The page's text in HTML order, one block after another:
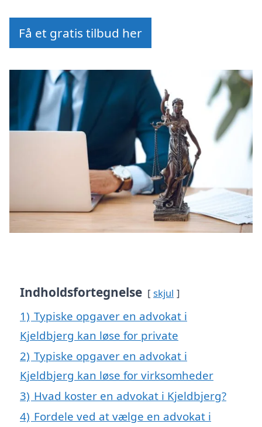
Få et gratis tilbud her
Indholdsfortegnelse skjul
1) Typiske opgaver en advokat i
Kjeldbjerg kan løse for private
2) Typiske opgaver en advokat i
Kjeldbjerg kan løse for virksomheder
3) Hvad koster en advokat i Kjeldbjerg?
4) Fordele ved at vælge en advokat i